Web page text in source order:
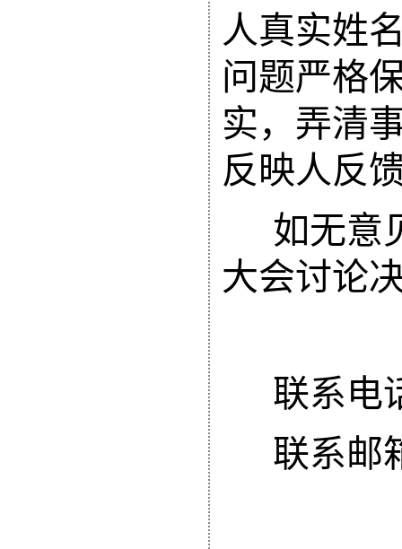
人真实姓
问题严格
实，弄清
反映人反
如无意
大会讨论
联系电
联系邮